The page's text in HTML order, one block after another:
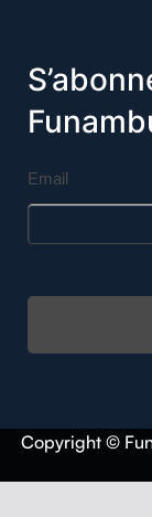
Email
Copyright ©